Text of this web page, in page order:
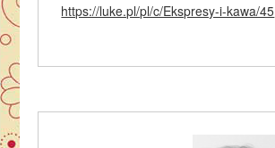
https://luke.pl/pl/c/Ekspresy-i-kawa/45